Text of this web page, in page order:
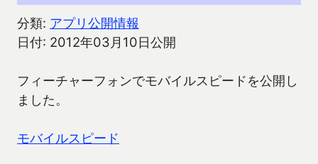
分類: アプリ公開情報
日付: 2012年03月10日公開
フィーチャーフォンでモバイルスピードを公開し
ました。
モバイルスピード